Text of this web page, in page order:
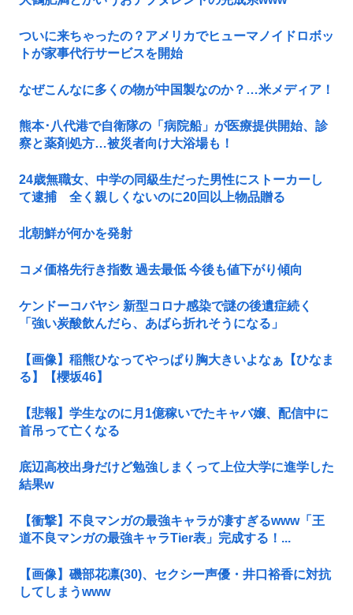
ついに来ちゃったの？アメリカでヒューマノイドロボッ
トが家事代行サービスを開始
なぜこんなに多くの物が中国製なのか？…米メディア！
熊本･八代港で自衛隊の「病院船」が医療提供開始、診
察と薬剤処方…被災者向け大浴場も！
24歳無職女、中学の同級生だった男性にストーカーし
て逮捕 全く親しくないのに20回以上物品贈る
北朝鮮が何かを発射
コメ価格先行き指数 過去最低 今後も値下がり傾向
ケンドーコバヤシ 新型コロナ感染で謎の後遺症続く
「強い炭酸飲んだら、あばら折れそうになる」
【画像】稲熊ひなってやっぱり胸大きいよなぁ【ひなま
る】【櫻坂46】
【悲報】学生なのに月1億稼いでたキャバ嬢、配信中に
首吊って亡くなる
底辺高校出身だけど勉強しまくって上位大学に進学した
結果w
【衝撃】不良マンガの最強キャラが凄すぎるwww「王
道不良マンガの最強キャラTier表」完成する！...
【画像】磯部花凛(30)、セクシー声優・井口裕香に対抗
してしまうwww